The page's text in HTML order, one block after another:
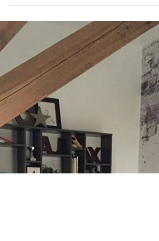
28 mei 2022
3 minuten om te lezen
Terug naar toen!
SPAREN Wie kent ze nog? De spaarkistjes van
merk Brabantia. De allereerste kistjes misten de
post 'Diversen' maar in plaats daarvan...